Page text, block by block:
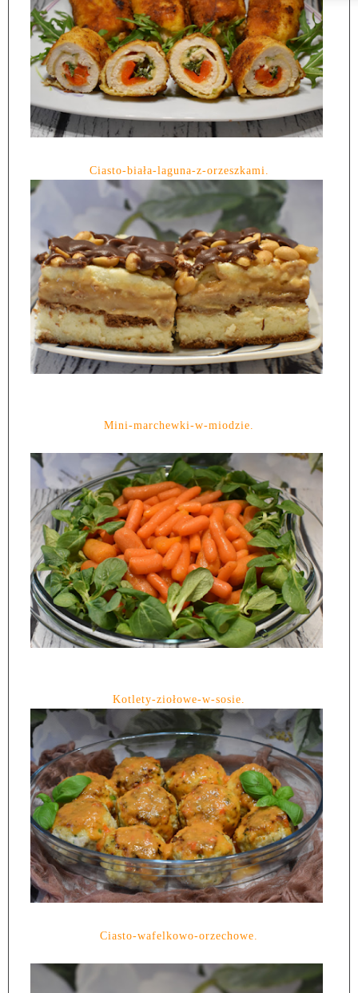
Ciasto-biała-laguna-z-orzeszkami.
Mini-marchewki-w-miodzie.
Kotlety-ziołowe-w-sosie.
Ciasto-wafelkowo-orzechowe.